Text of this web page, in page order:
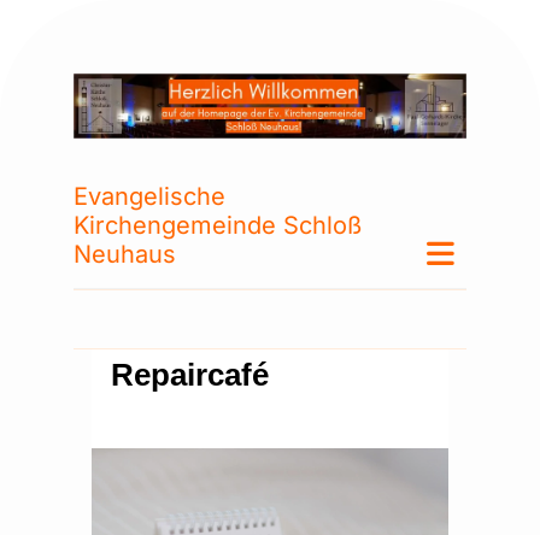
Evangelische
Kirchengemeinde Schloß
Neuhaus
Repaircafé